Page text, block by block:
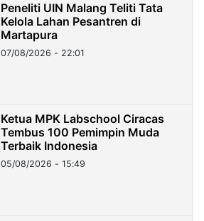
Peneliti UIN Malang Teliti Tata
Kelola Lahan Pesantren di
Martapura
07/08/2026 - 22:01
Ketua MPK Labschool Ciracas
Tembus 100 Pemimpin Muda
Terbaik Indonesia
05/08/2026 - 15:49